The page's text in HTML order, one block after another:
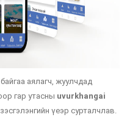
аялагч, жуулчдад
гар утасны uvurkhangai
үеэр сурталчлав.